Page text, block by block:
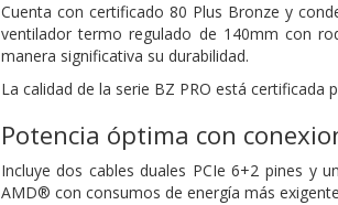
Cuenta con certificado 80 Plus Bronze y
ventilador termo regulado de 140mm con
manera significativa su durabilidad.
La calidad de la serie BZ PRO está
Potencia óptima con
Incluye dos cables duales PCIe 6+2 pines y
AMD® con consumos de energía más